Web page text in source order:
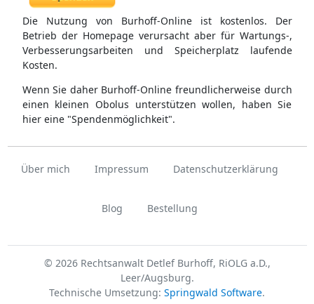
Die Nutzung von Burhoff-Online ist kostenlos. Der
Betrieb der Homepage verursacht aber für Wartungs-,
Verbesserungsarbeiten und Speicherplatz laufende
Kosten.
Wenn Sie daher Burhoff-Online freundlicherweise durch
einen kleinen Obolus unterstützen wollen, haben Sie
hier eine "Spendenmöglichkeit".
Über mich Impressum Datenschutzerklärung
Blog Bestellung
© 2026 Rechtsanwalt Detlef Burhoff, RiOLG a.D.,
Leer/Augsburg.
Technische Umsetzung: Springwald Software.